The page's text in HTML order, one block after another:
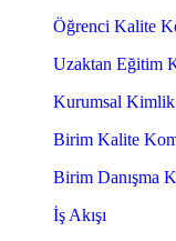
Öğrenci Kalite
Uzaktan Eğitim
Kurumsal Kimlik
Birim Kalite
Birim Danışma
İş Akışı